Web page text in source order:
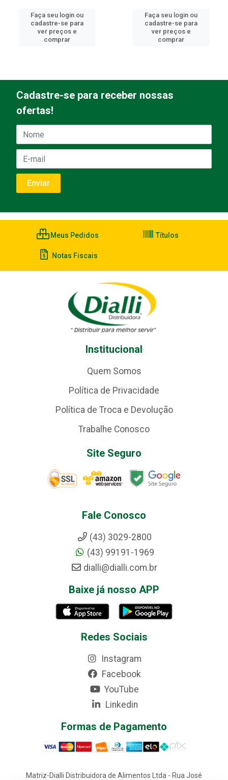
Faça seu login ou
cadastre-se para
ver preços e
comprar
Faça seu login ou
cadastre-se para
ver preços e
comprar
Cadastre-se para receber nossas
ofertas!
Meus Pedidos Títulos
Notas Fiscais
Institucional
Quem Somos
Política de Privacidade
Política de Troca e Devolução
Trabalhe Conosco
Site Seguro
Fale Conosco
(43) 3029-2800
(43) 99191-1969
dialli@dialli.com.br
Baixe já nosso APP
Redes Sociais
Instagram
Facebook
YouTube
Linkedin
Formas de Pagamento
Matriz-Dialli Distribuidora de Alimentos Ltda - Rua José